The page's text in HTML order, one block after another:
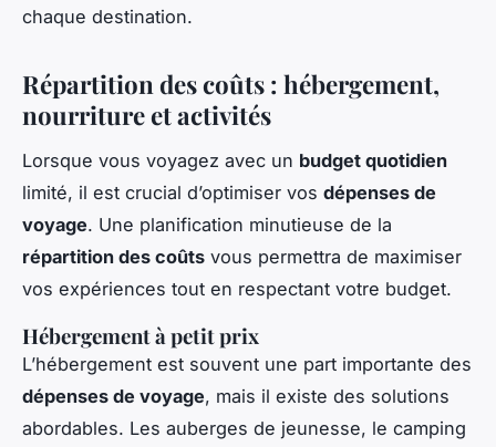
chaque destination.
Répartition des coûts : hébergement,
nourriture et activités
Lorsque vous voyagez avec un budget quotidien
limité, il est crucial d’optimiser vos dépenses de
voyage. Une planification minutieuse de la
répartition des coûts vous permettra de maximiser
vos expériences tout en respectant votre budget.
Hébergement à petit prix
L’hébergement est souvent une part importante des
dépenses de voyage, mais il existe des solutions
abordables. Les auberges de jeunesse, le camping